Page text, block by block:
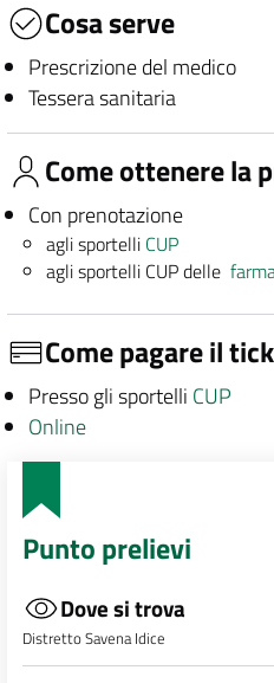
Cosa serve
Prescrizione del medico
Tessera sanitaria
Come ottenere la
Con prenotazione
agli sportelli CUP
agli sportelli CUP delle
Come pagare il
Presso gli sportelli CUP
Online
Punto prelievi
Dove si trova
Distretto Savena Idice